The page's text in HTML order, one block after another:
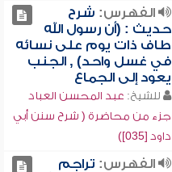
الفهرس: شرح
حديث : (أن رسول الله
طاف ذات يوم على نسائه
في غسل واحد) , الجنب
يعود إلى الجماع
للشيخ: عبد المحسن العباد
جزء من محاضرة ( شرح سنن أبي
داود [035])
الفهرس: تراجم